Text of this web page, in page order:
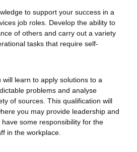
SZUKAJ
to support your success in a
job roles. Develop the ability to
of others and carry out a variety
tasks that require self-
will learn to apply solutions to a
problems and analyse
of sources. This qualification will
you may provide leadership and
some responsibility for the
in the workplace.